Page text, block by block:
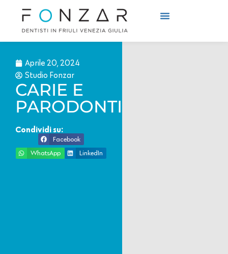
Aprile 20, 2024
Studio Fonzar
CARIE E
PARODONTITE
Condividi su:
Facebook
WhatsApp
LinkedIn